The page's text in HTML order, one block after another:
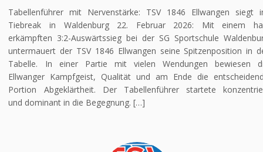
Tabellenführer mit Nervenstärke: TSV 1846 Ellwangen siegt
Tiebreak in Waldenburg 22. Februar 2026: Mit einem
erkämpften 3:2-Auswärtssieg bei der SG Sportschule
untermauert der TSV 1846 Ellwangen seine Spitzenposition in
Tabelle. In einer Partie mit vielen Wendungen bewiesen
Ellwanger Kampfgeist, Qualität und am Ende die
Portion Abgeklärtheit. Der Tabellenführer startete
und dominant in die Begegnung. […]